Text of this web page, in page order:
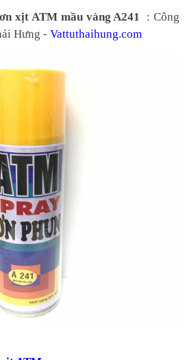
xịt ATM mầu vàng A241
: Công
Hưng - Vattuthaihung.com